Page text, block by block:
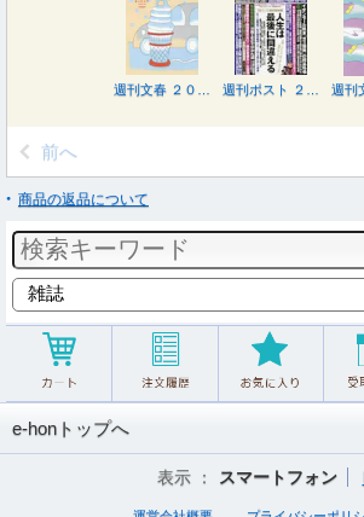
前へ
商品の返品について
e-honトップへ
表示 ： スマートフォン